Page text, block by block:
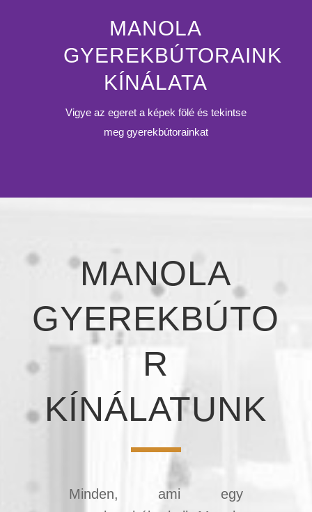
MANOLA
GYEREKBÚTORAINK
KÍNÁLATA
Vigye az egeret a képek fölé és tekintse
meg gyerekbútorainkat
MANOLA
GYEREKBÚTO
R
KÍNÁLATUNK
Minden, ami egy